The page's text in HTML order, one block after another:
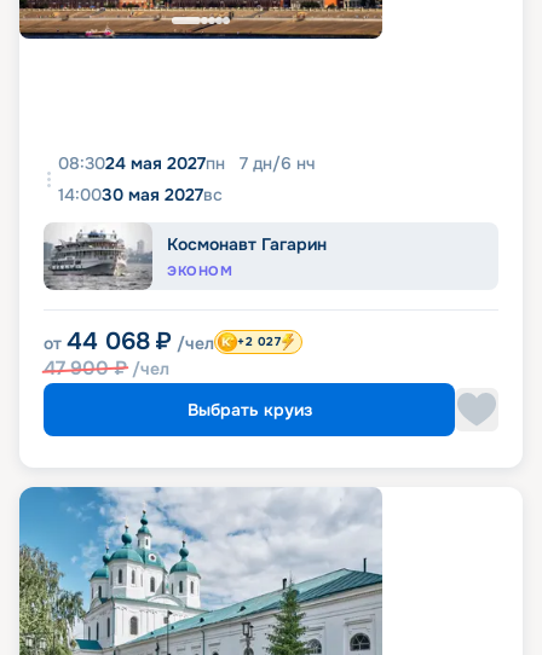
08:3024 мая 2027пн 7 дн/6 нч
14:0030 мая 2027вс
Космонавт Гагарин
ЭКОНОМ
от 44 068 ₽ /чел
47 900₽ /чел
+2 027
Выбрать круиз